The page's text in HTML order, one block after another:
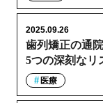
歯列矯正の通
5つの深刻なリ
2025.09.26
医療